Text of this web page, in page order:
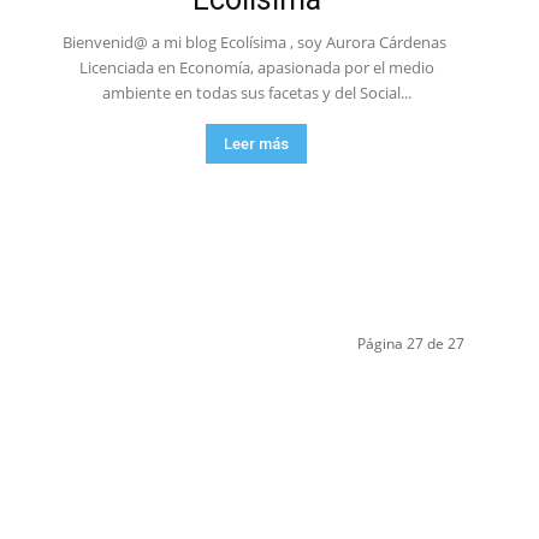
Bienvenid@ a mi blog Ecolísima , soy Aurora Cárdenas
Licenciada en Economía, apasionada por el medio
ambiente en todas sus facetas y del Social...
Leer más
Página 27 de 27